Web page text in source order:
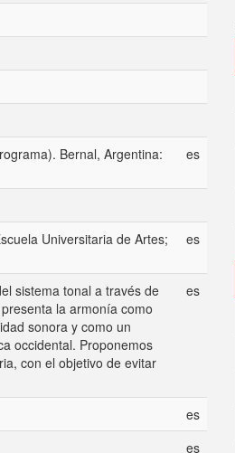
Bernal, Argentina:
es
Universitaria de Artes;
es
sistema tonal a través de
la armonía como
sonora y como un
occidental. Proponemos
con el objetivo de evitar
es
es
es